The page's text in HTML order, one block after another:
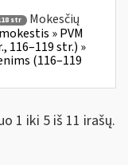
str
Mokesčių
» PVM
116–119 str.) »
(116–119
1 iki 5 iš 11 irašų.